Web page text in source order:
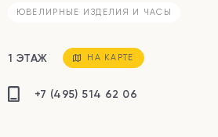
ЮВЕЛИРНЫЕ ИЗДЕЛИЯ И ЧАСЫ
1 ЭТАЖ НА КАРТЕ
+7 (495) 514 62 06